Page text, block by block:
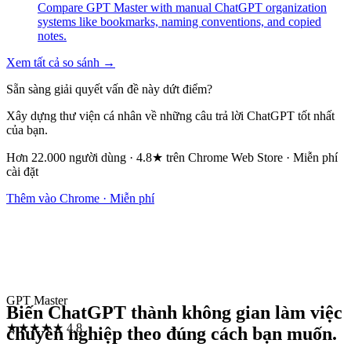
Compare GPT Master with manual ChatGPT organization
systems like bookmarks, naming conventions, and copied
notes.
Xem tất cả so sánh →
Sẵn sàng giải quyết vấn đề này dứt điểm?
Xây dựng thư viện cá nhân về những câu trả lời ChatGPT tốt nhất
của bạn.
Hơn 22.000 người dùng · 4.8★ trên Chrome Web Store · Miễn phí
cài đặt
Thêm vào Chrome · Miễn phí
GPT Master
★★★★★ 4.8
Biến ChatGPT thành không gian làm việc
chuyên nghiệp theo đúng cách bạn muốn.